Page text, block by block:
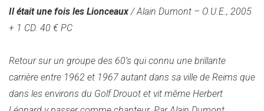
Il était une fois les Lionceaux / Alain Dumont – O.U.E., 2005
+ 1 CD. 40 € PC
Retour sur un groupe des 60’s qui connu une brillante
carrière entre 1962 et 1967 autant dans sa ville de Reims que
dans les environs du Golf Drouot et vit même Herbert